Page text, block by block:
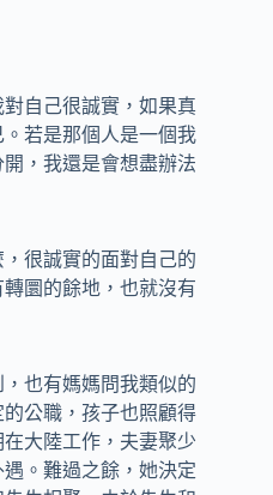
自己很誠實，如果真
若是那個人是一個我
，我還是會想盡辦法
很誠實的面對自己的
圜的餘地，也就沒有
也有媽媽問我類似的
公職，孩子也照顧得
大陸工作，夫妻聚少
。難過之餘，她決定